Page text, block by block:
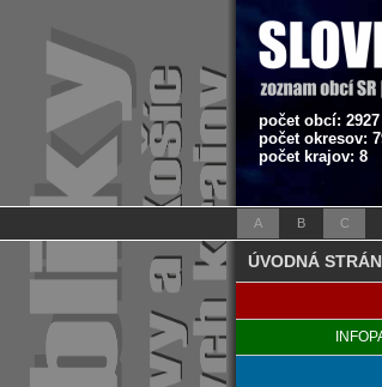
počet obcí: 2927
počet okresov:
počet krajov: 8
A B C
ÚVODNÁ